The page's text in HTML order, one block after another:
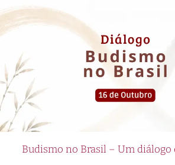
Budismo no Brasil – Um diálogo